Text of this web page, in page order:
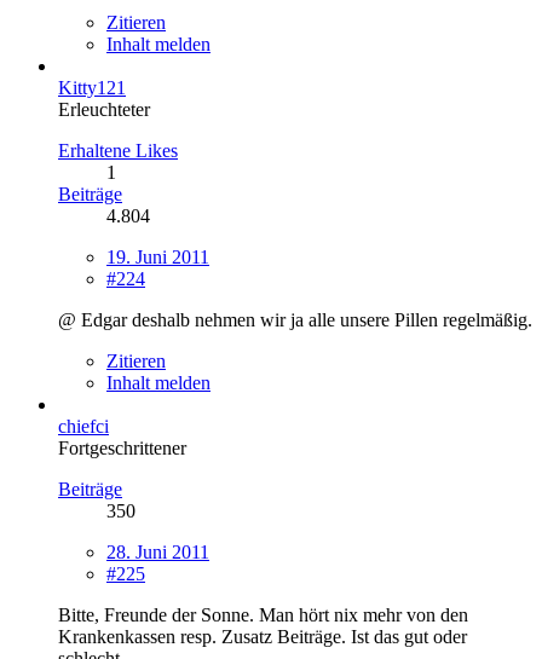
Zitieren
Inhalt melden
Kitty121
Erleuchteter
Erhaltene Likes
1
Beiträge
4.804
19. Juni 2011
#224
@ Edgar deshalb nehmen wir ja alle unsere Pillen regelmäßig.
Zitieren
Inhalt melden
chiefci
Fortgeschrittener
Beiträge
350
28. Juni 2011
#225
Bitte, Freunde der Sonne. Man hört nix mehr von den
Krankenkassen resp. Zusatz Beiträge. Ist das gut oder